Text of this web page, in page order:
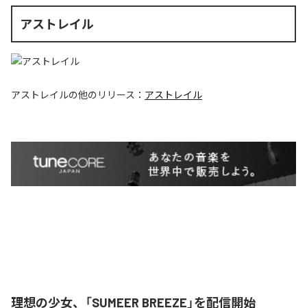
アストレイル
アストレイルの他のリリース： アストレイル
理想の少女、「SUMEER BREEZE」を配信開始